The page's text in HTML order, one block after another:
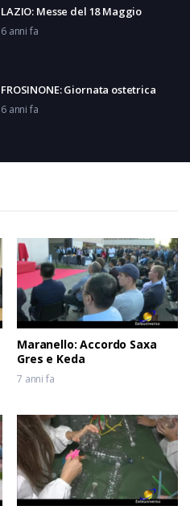
LAZIO: Messe del 18 Maggio
6 anni fa
FROSINONE: Giornata ostetrica
6 anni fa
FROSINONE: Vescovo sulle Messe
6 anni fa
Maranello: Accordo Saxa
Gres e Keda
7 anni fa